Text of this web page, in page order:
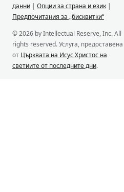
данни | Опции за страна и език |
Предпочитания за „бисквитки“
© 2026 by Intellectual Reserve, Inc. All
rights reserved. Услуга, предоставена
от Църквата на Исус Христос на
светиите от последните дни.